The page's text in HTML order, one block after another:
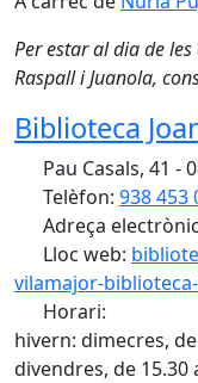
Per estar al dia de
Raspall i Juanola,
Biblioteca
Pau Casals, 41 -
Telèfon: 938 453
Adreça
Lloc web:
vilamajor-
Horari:
hivern: dimecres,
divendres, de 15.30